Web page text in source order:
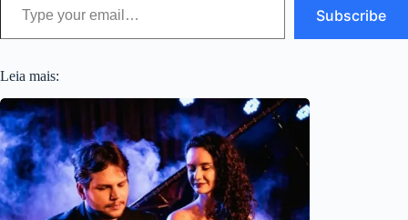
Subscribe
Leia mais: